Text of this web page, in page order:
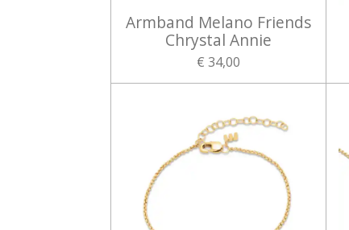
Armband Melano Friends
Chrystal Annie
€ 34,00